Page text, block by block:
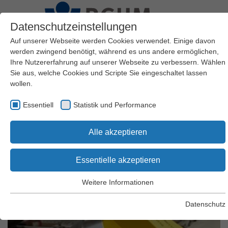
Gute Fertigungsgestaltung
Wendehilfe
Datenschutzeinstellungen
Auf unserer Webseite werden Cookies verwendet. Einige davon
werden zwingend benötigt, während es uns andere ermöglichen,
Ihre Nutzererfahrung auf unserer Webseite zu verbessern. Wählen
Sie aus, welche Cookies und Scripte Sie eingeschaltet lassen
wollen.
Essentiell Statistik und Performance
Alle akzeptieren
Essentielle akzeptieren
Essentielle Cookies werden für grundlegende Funktionen der
Webseite einwandfrei funktioniert.
Weitere Informationen
Datenschutz